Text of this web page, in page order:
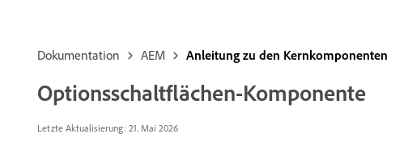
Dokumentation AEM Anleitung zu den Kernkomponenten
Optionsschaltflächen-Komponente
Letzte Aktualisierung: 21. Mai 2026